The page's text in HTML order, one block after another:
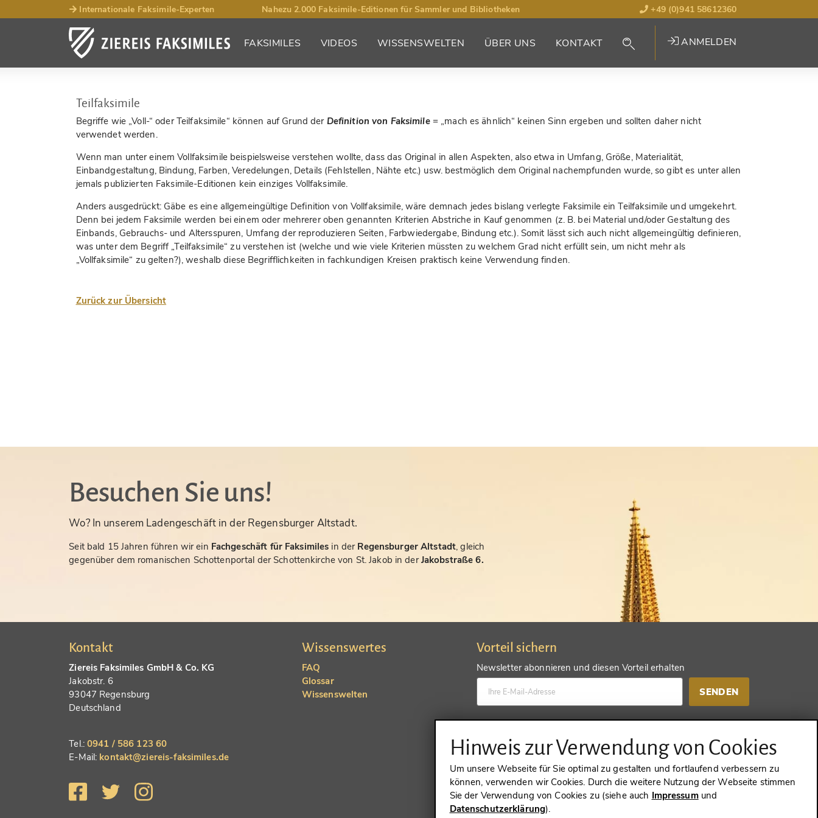
Internationale Faksimile-Experten Nahezu 2.000 Faksimile-Editionen für Sammler und Bibliotheken +49 (0)941 58612360
FAKSIMILES VIDEOS WISSENSWELTEN ÜBER UNS KONTAKT ANMELDEN
Teilfaksimile
Begriffe wie „Voll-“ oder Teilfaksimile“ können auf Grund der Definition von Faksimile= „mach es ähnlich“ keinen Sinn ergeben und sollten daher nicht
verwendet werden.
Wenn man unter einem Vollfaksimile beispielsweise verstehen wollte, dass das Original in allen Aspekten, also etwa in Umfang, Größe, Materialität,
Einbandgestaltung, Bindung, Farben, Veredelungen, Details (Fehlstellen, Nähte etc.) usw. bestmöglich dem Original nachempfunden wurde, so gibt es unter allen
jemals publizierten Faksimile-Editionen kein einziges Vollfaksimile.
Anders ausgedrückt: Gäbe es eine allgemeingültige Definition von Vollfaksimile, wäre demnach jedes bislang verlegte Faksimile ein Teilfaksimile und umgekehrt.
Denn bei jedem Faksimile werden bei einem oder mehrerer oben genannten Kriterien Abstriche in Kauf genommen (z. B. bei Material und/oder Gestaltung des
Einbands, Gebrauchs- und Altersspuren, Umfang der reproduzieren Seiten, Farbwiedergabe, Bindung etc.). Somit lässt sich auch nicht allgemeingültig definieren,
was unter dem Begriff „Teilfaksimile“ zu verstehen ist (welche und wie viele Kriterien müssten zu welchem Grad nicht erfüllt sein, um nicht mehr als
„Vollfaksimile“ zu gelten?), weshalb diese Begrifflichkeiten in fachkundigen Kreisen praktisch keine Verwendung finden.
Zurück zur Übersicht
Besuchen Sie uns!
Wo? In unserem Ladengeschäft in der Regensburger Altstadt.
Seit bald 15 Jahren führen wir ein Fachgeschäft für Faksimiles in der Regensburger Altstadt, gleich
gegenüber dem romanischen Schottenportal der Schottenkirche von St. Jakob in derJakobstraße 6.
Kontakt
Ziereis Faksimiles GmbH & Co. KG
Jakobstr. 6
93047 Regensburg
Deutschland
Tel.:0941 / 586 123 60
E-Mail: kontakt@ziereis-faksimiles.de
Wissenswertes
FAQ
Glossar
Wissenswelten
Vorteil sichern
Newsletter abonnieren und diesen Vorteil erhalten
SENDEN
SENDEN
VERTRAG WIDERRUFEN
Hinweis zur Verwendung von Cookies
Um unsere Webseite für Sie optimal zu gestalten und fortlaufend verbessern zu
können, verwenden wir Cookies. Durch die weitere Nutzung der Webseite stimmen
Sie der Verwendung von Cookies zu (siehe auch Impressumund
Datenschutzerklärung).